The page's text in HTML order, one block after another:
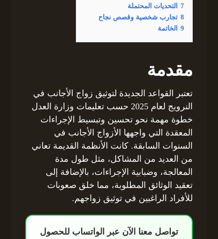
7
التحديات المحتملة
8 تجارب شخصية وقصص نجاح
9
الخاتمة
مقدمة
تعتبر القواعد الجديدة لتوثيق زواج الأجانب في
النرويج لعام 2025 حسب تعليمات وزارة العدل
خطوة مهمة نحو تحسين وتبسيط الإجراءات
المعقدة التي واجهها الأزواج الأجانب في
السنوات السابقة. كانت الأنظمة القديمة تعاني
من العديد من المشاكل، مثل طول مدة
المعالجة، وضبابية الإجراءات، بالإضافة إلى
تعقيد الوثائق المطلوبة، مما خلق صعوبات
للأفراد الراغبين في توثيق زواجهم.
تواصل معنا الآن عبر الواتساب للحصول